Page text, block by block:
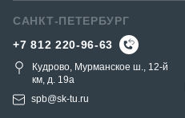
САНКТ-ПЕТЕРБУРГ
+7 812 220-96-63
Кудрово, Мурманское ш., 12-й
км, д. 19a
spb@sk-tu.ru